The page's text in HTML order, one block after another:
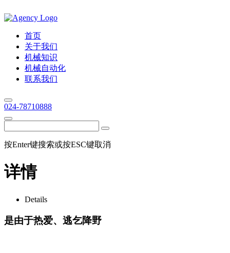
首页
关于我们
机械知识
机械自动化
联系我们
024-78710888
按Enter键搜索或按ESC键取消
详情
Details
是由于热爱、逃乞降野